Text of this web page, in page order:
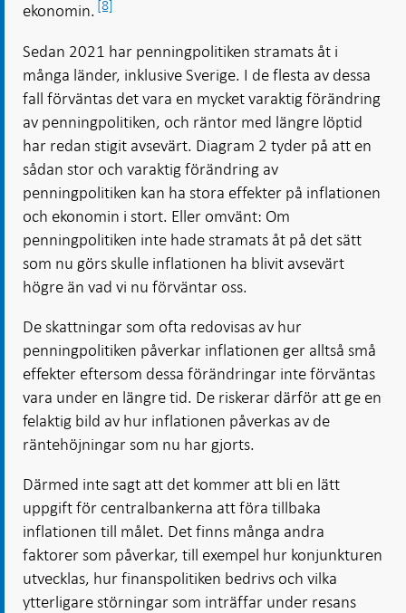
ekonomin. [8]
Sedan 2021 har penningpolitiken stramats åt i
många länder, inklusive Sverige. I de flesta av dessa
fall förväntas det vara en mycket varaktig förändring
av penningpolitiken, och räntor med längre löptid
har redan stigit avsevärt. Diagram 2 tyder på att en
sådan stor och varaktig förändring av
penningpolitiken kan ha stora effekter på inflationen
och ekonomin i stort. Eller omvänt: Om
penningpolitiken inte hade stramats åt på det sätt
som nu görs skulle inflationen ha blivit avsevärt
högre än vad vi nu förväntar oss.
De skattningar som ofta redovisas av hur
penningpolitiken påverkar inflationen ger alltså små
effekter eftersom dessa förändringar inte förväntas
vara under en längre tid. De riskerar därför att ge en
felaktig bild av hur inflationen påverkas av de
räntehöjningar som nu har gjorts.
Därmed inte sagt att det kommer att bli en lätt
uppgift för centralbankerna att föra tillbaka
inflationen till målet. Det finns många andra
faktorer som påverkar, till exempel hur konjunkturen
utvecklas, hur finanspolitiken bedrivs och vilka
ytterligare störningar som inträffar under resans